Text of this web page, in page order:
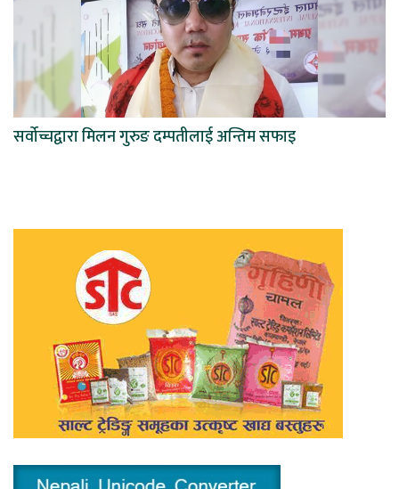
सर्वोच्चद्वारा मिलन गुरुङ दम्पतीलाई अन्तिम सफाइ